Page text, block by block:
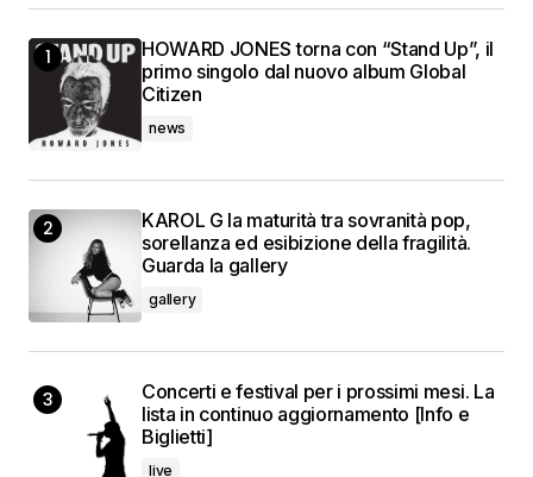
HOWARD JONES torna con “Stand Up”, il
primo singolo dal nuovo album Global
Citizen
news
KAROL G la maturità tra sovranità pop,
sorellanza ed esibizione della fragilità.
Guarda la gallery
gallery
Concerti e festival per i prossimi mesi. La
lista in continuo aggiornamento [Info e
Biglietti]
live